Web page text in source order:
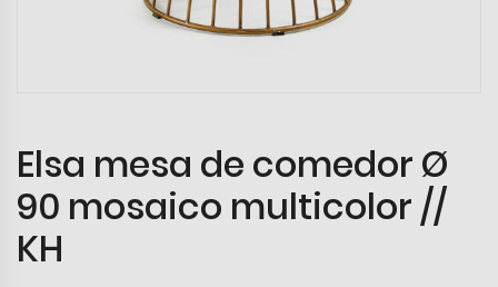
Elsa mesa de comedor Ø
90 mosaico multicolor //
KH